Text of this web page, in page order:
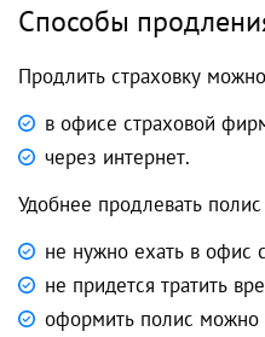
Способы
Продлить страховку
в офисе страховой
через интернет.
Удобнее продлевать
не нужно ехать в офис
не придется тратить
оформить полис можно